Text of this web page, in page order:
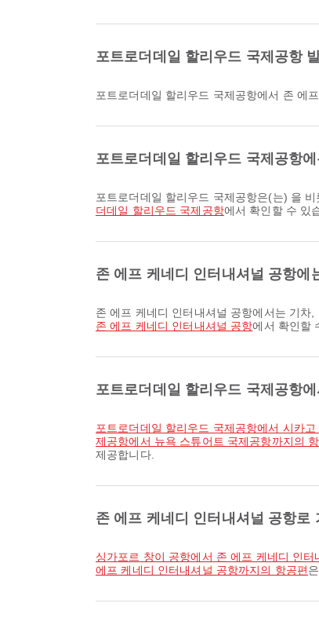
포트로더데일 할리우드 국제공항
포트로더데일 할리우드 국제공항에서 존
포트로더데일 할리우드 국제공항
포트로더데일 할리우드 국제공항은(는) 을
더데일 할리우드 국제공항에서 확인할 수 있
존 에프 케네디 인터내셔널 공항에
존 에프 케네디 인터내셔널 공항에서는 기
존 에프 케네디 인터내셔널 공항에서 확인할
포트로더데일 할리우드 국제공항
포트로더데일 할리우드 국제공항에서 시카
제공항에서 뉴욕 스튜어트 국제공항까지의
제공합니다.
존 에프 케네디 인터내셔널 공항로
싱가포르 창이 공항에서 존 에프 케네디 인
에프 케네디 인터내셔널 공항까지의 항공편